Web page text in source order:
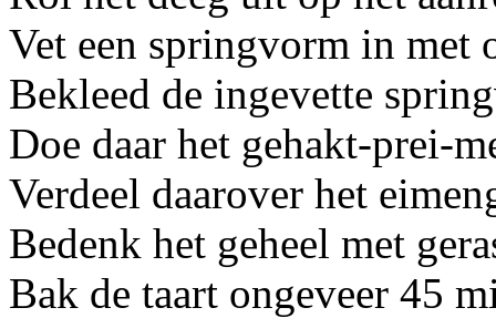
Vet een springvorm in met
Bekleed de ingevette
Doe daar het gehakt-prei-
Verdeel daarover het
Bedenk het geheel met
Bak de taart ongeveer 45